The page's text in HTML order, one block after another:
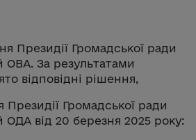
Президії Громадської ради
ОВА. За результатами
відповідні рішення,
Президії Громадської ради
ОДА від 20 березня 2025 року: